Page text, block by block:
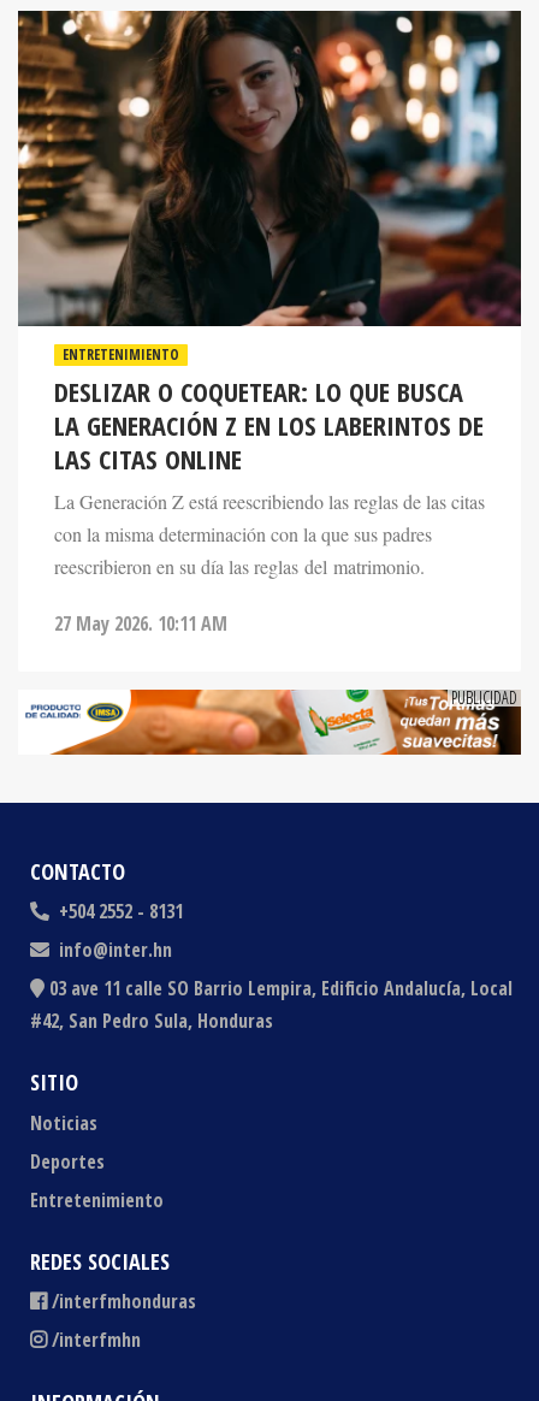
ENTRETENIMIENTO
DESLIZAR O COQUETEAR: LO QUE BUSCA
LA GENERACIÓN Z EN LOS LABERINTOS DE
LAS CITAS ONLINE
La Generación Z está reescribiendo las reglas de las citas
con la misma determinación con la que sus padres
reescribieron en su día las reglas del matrimonio.
27 May 2026. 10:11 AM
CONTACTO
+504 2552 - 8131
info@inter.hn
03 ave 11 calle SO Barrio Lempira, Edificio Andalucía, Local
#42, San Pedro Sula, Honduras
SITIO
Noticias
Deportes
Entretenimiento
REDES SOCIALES
/interfmhonduras
/interfmhn